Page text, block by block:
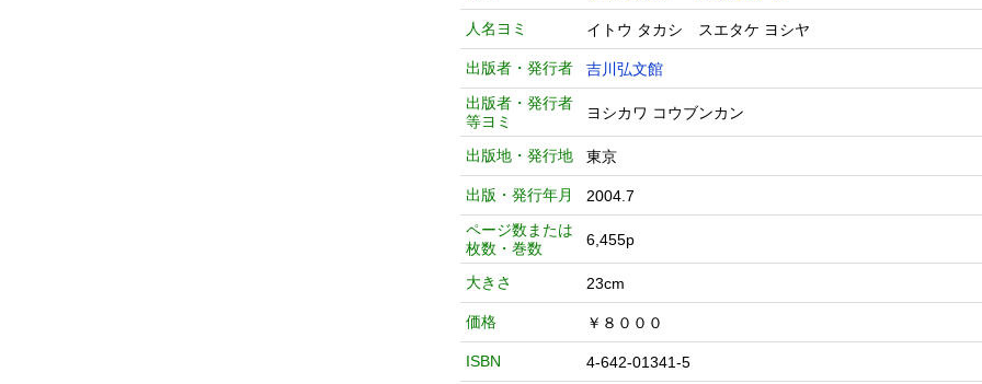
人名ヨミ イトウ タカシ スエタケ ヨシヤ
出版者・発行者
吉川弘文館
出版者・発行者
等ヨミ
ヨシカワ コウブンカン
出版地・発行地 東京
出版・発行年月
2004.7
ページ数または
枚数・巻数
6,455p
大きさ 23cm
価格 ￥８０００
ISBN 4-642-01341-5